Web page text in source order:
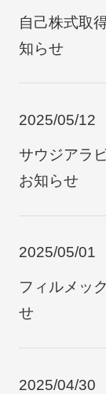
自己株式取
知らせ
2025/05/12
サウジアラ
お知らせ
2025/05/01
フィルメッ
せ
2025/04/30